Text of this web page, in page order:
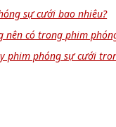
sự cưới bao nhiêu?
nên có trong phim
phim phóng sự cưới